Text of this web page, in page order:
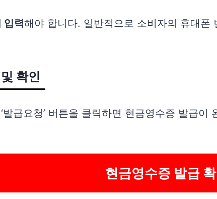
입력해야 합니다. 일반적으로 소비자의 휴대폰
확인
발급요청’ 버튼을 클릭하면 현금영수증 발급
현금영수증 발급